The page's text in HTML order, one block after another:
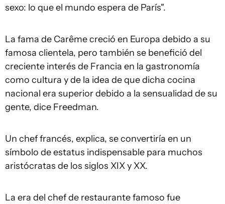
sexo: lo que el mundo espera de París".
La fama de Carême creció en Europa debido a su
famosa clientela, pero también se benefició del
creciente interés de Francia en la gastronomía
como cultura y de la idea de que dicha cocina
nacional era superior debido a la sensualidad de su
gente, dice Freedman.
Un chef francés, explica, se convertiría en un
símbolo de estatus indispensable para muchos
aristócratas de los siglos XIX y XX.
La era del chef de restaurante famoso fue